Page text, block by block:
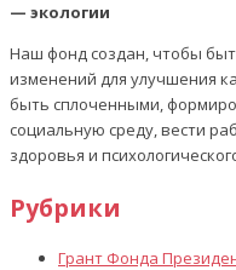
— экологии
Наш фонд создан, чтобы
изменений для улучшения
быть сплоченными,
социальную среду, вести
здоровья и
Рубрики
Грант Фонда